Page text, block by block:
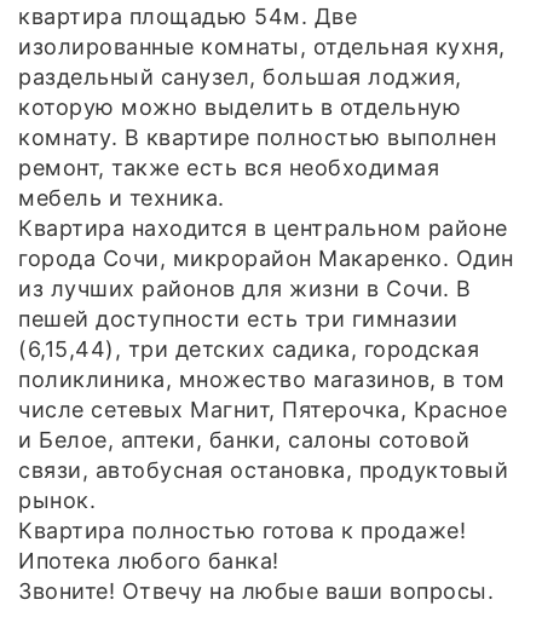
квартира площадью 54м. Две
изолированные комнаты, отдельная кухня,
раздельный санузел, большая лоджия,
которую можно выделить в отдельную
комнату. В квартире полностью выполнен
ремонт, также есть вся необходимая
мебель и техника.
Квартира находится в центральном районе
города Сочи, микрорайон Макаренко. Один
из лучших районов для жизни в Сочи. В
пешей доступности есть три гимназии
(6,15,44), три детских садика, городская
поликлиника, множество магазинов, в том
числе сетевых Магнит, Пятерочка, Красное
и Белое, аптеки, банки, салоны сотовой
связи, автобусная остановка, продуктовый
рынок.
Квартира полностью готова к продаже!
Ипотека любого банка!
Звоните! Отвечу на любые ваши вопросы.